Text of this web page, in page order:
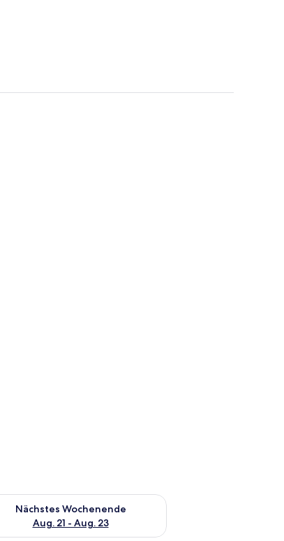
Aug. 14 - Aug. 16.
Nächstes Wochenende
Aug. 21 - Aug. 23
die Verfügbarkeit für nächstes Wochenende, Aug.